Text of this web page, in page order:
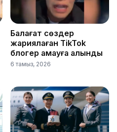
Балағат сөздер
жариялаған TikTok
блогер қамауға алынды
6 тамыз, 2026